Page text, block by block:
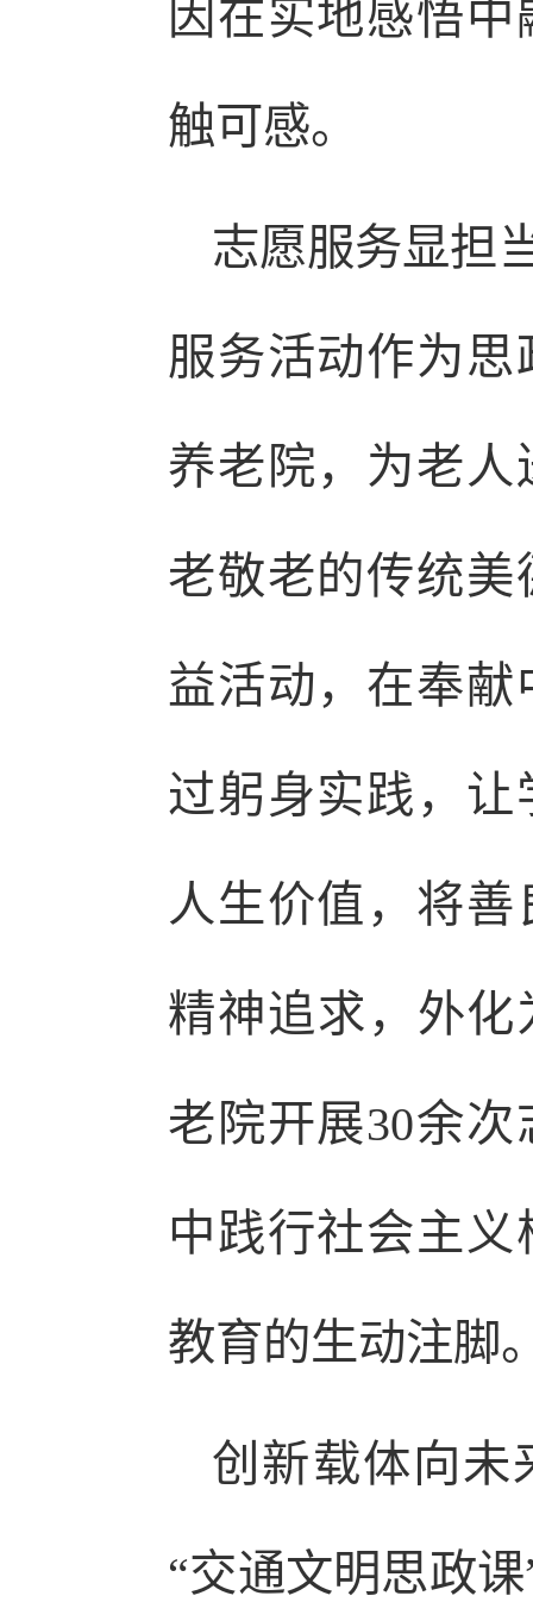
因在实地感悟
触可感。
志愿服务显担
服务活动作为
养老院，为老
老敬老的传统
益活动，在奉
过躬身实践，
人生价值，将
精神追求，外化
老院开展30余
中践行社会主
教育的生动注脚
创新载体向
“交通文明思政